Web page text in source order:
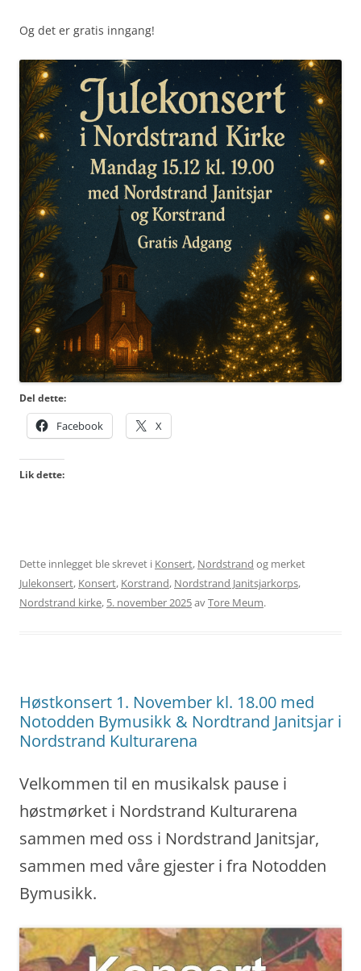
Og det er gratis inngang!
Del dette:
Facebook X
Lik dette:
Dette innlegget ble skrevet i Konsert, Nordstrand og merket
Julekonsert, Konsert, Korstrand, Nordstrand Janitsjarkorps,
Nordstrand kirke, 5. november 2025avTore Meum.
Høstkonsert 1. November kl. 18.00 med
Notodden Bymusikk & Nordtrand Janitsjar i
Nordstrand Kulturarena
Velkommen til en musikalsk pause i
høstmørket i Nordstrand Kulturarena
sammen med oss i Nordstrand Janitsjar,
sammen med våre gjester i fra Notodden
Bymusikk.